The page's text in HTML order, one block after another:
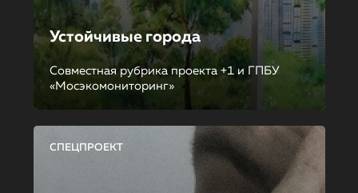
Устойчивые города
Совместная рубрика проекта +1 и ГПБУ
«Мосэкомониторинг»
СПЕЦПРОЕКТ